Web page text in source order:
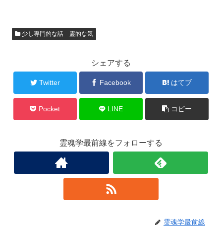
少し専門的な話 霊的な気
シェアする
Twitter Facebook はてブ
Pocket LINE コピー
霊魂学最前線をフォローする
霊魂学最前線